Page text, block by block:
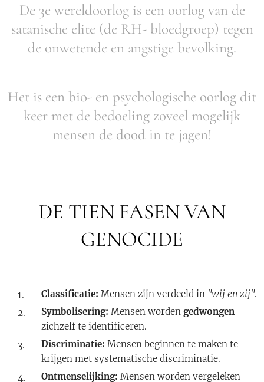
De 3e wereldoorlog is een oorlog van de
satanische elite (de RH- bloedgroep) tegen
de onwetende en angstige bevolking.
Het is een bio- en psychologische oorlog dit
keer met de bedoeling zoveel mogelijk
mensen de dood in te jagen!
DE TIEN FASEN VAN
GENOCIDE
Classificatie: Mensen zijn verdeeld in "wij en zij".
Symbolisering: Mensen worden gedwongen
zichzelf te identificeren.
Discriminatie: Mensen beginnen te maken te
krijgen met systematische discriminatie.
Ontmenselijking: Mensen worden vergeleken